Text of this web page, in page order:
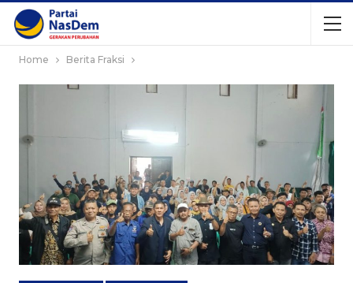
Home Berita Fraksi